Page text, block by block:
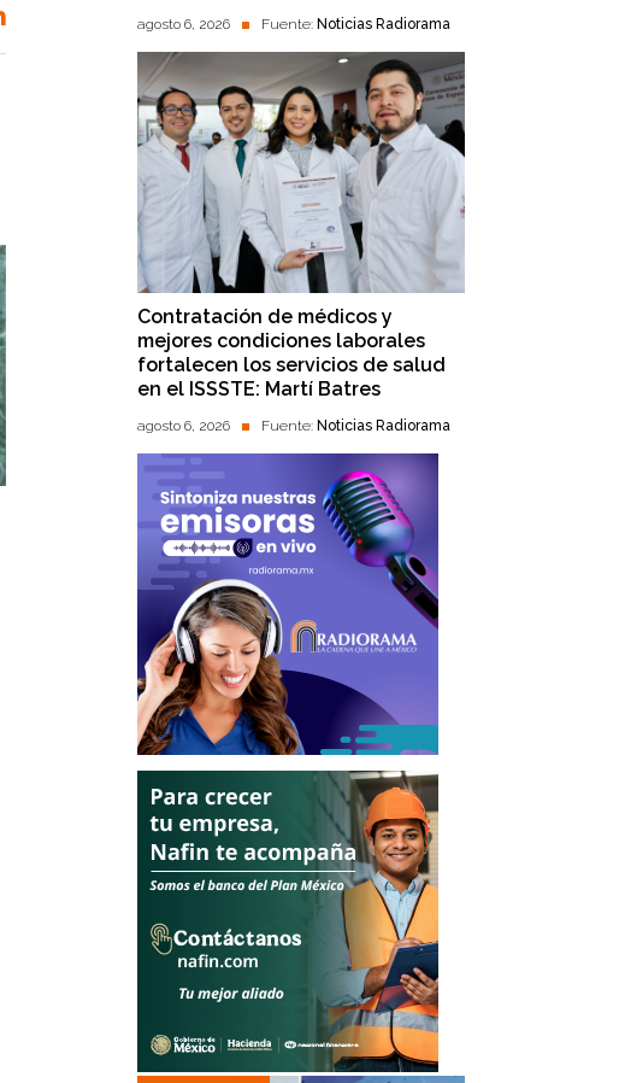
agosto 6, 2026 Fuente: Noticias Radiorama
Contratación de médicos y
mejores condiciones laborales
fortalecen los servicios de salud
en el ISSSTE: Martí Batres
agosto 6, 2026 Fuente: Noticias Radiorama